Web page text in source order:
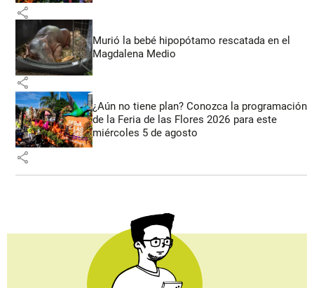
share
Murió la bebé hipopótamo rescatada en el
Magdalena Medio
share
¿Aún no tiene plan? Conozca la programación
de la Feria de las Flores 2026 para este
miércoles 5 de agosto
share